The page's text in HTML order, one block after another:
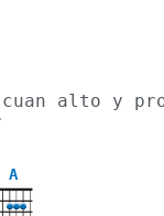
cuan alto y
A